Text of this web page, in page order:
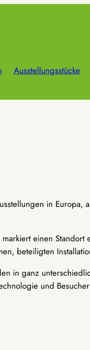
Ausstellungsstücke
in Europa,
einen
beteiligten
in ganz
und